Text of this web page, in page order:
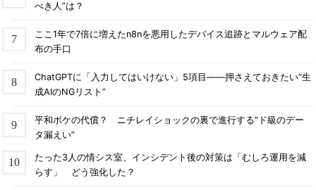
べき人”は？
ここ1年で7倍に増えたn8nを悪用したデバイス追跡とマルウェア配
布の手口
ChatGPTに「入力してはいけない」5項目――押さえておきたい“生
成AIのNGリスト”
平和ボケの代償？ ニチレイショックの裏で進行する“ド級のデー
タ漏えい”
たった3人の情シス室、インシデント後の対策は「むしろ運用を減
らす」 どう強化した？